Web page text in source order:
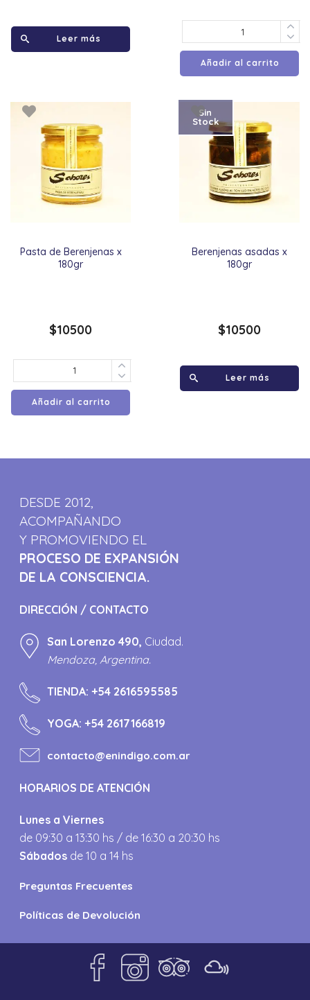
Leer más
Añadir al carrito
Pasta de Berenjenas x
180gr
$10500
Añadir al carrito
Berenjenas asadas x
180gr
Sin
Stock
$10500
Leer más
DESDE 2012,
ACOMPAÑANDO
Y PROMOVIENDO EL
PROCESO DE EXPANSIÓN
DE LA CONSCIENCIA.
DIRECCIÓN / CONTACTO
San Lorenzo 490, Ciudad.
Mendoza, Argentina.
TIENDA:+54 2616595585
YOGA:+54 2617166819
contacto@enindigo.com.ar
HORARIOS DE ATENCIÓN
Lunes a Viernes
de 09:30 a 13:30 hs / de 16:30 a 20:30 hs
Sábados de 10 a 14 hs
Preguntas Frecuentes
Políticas de Devolución